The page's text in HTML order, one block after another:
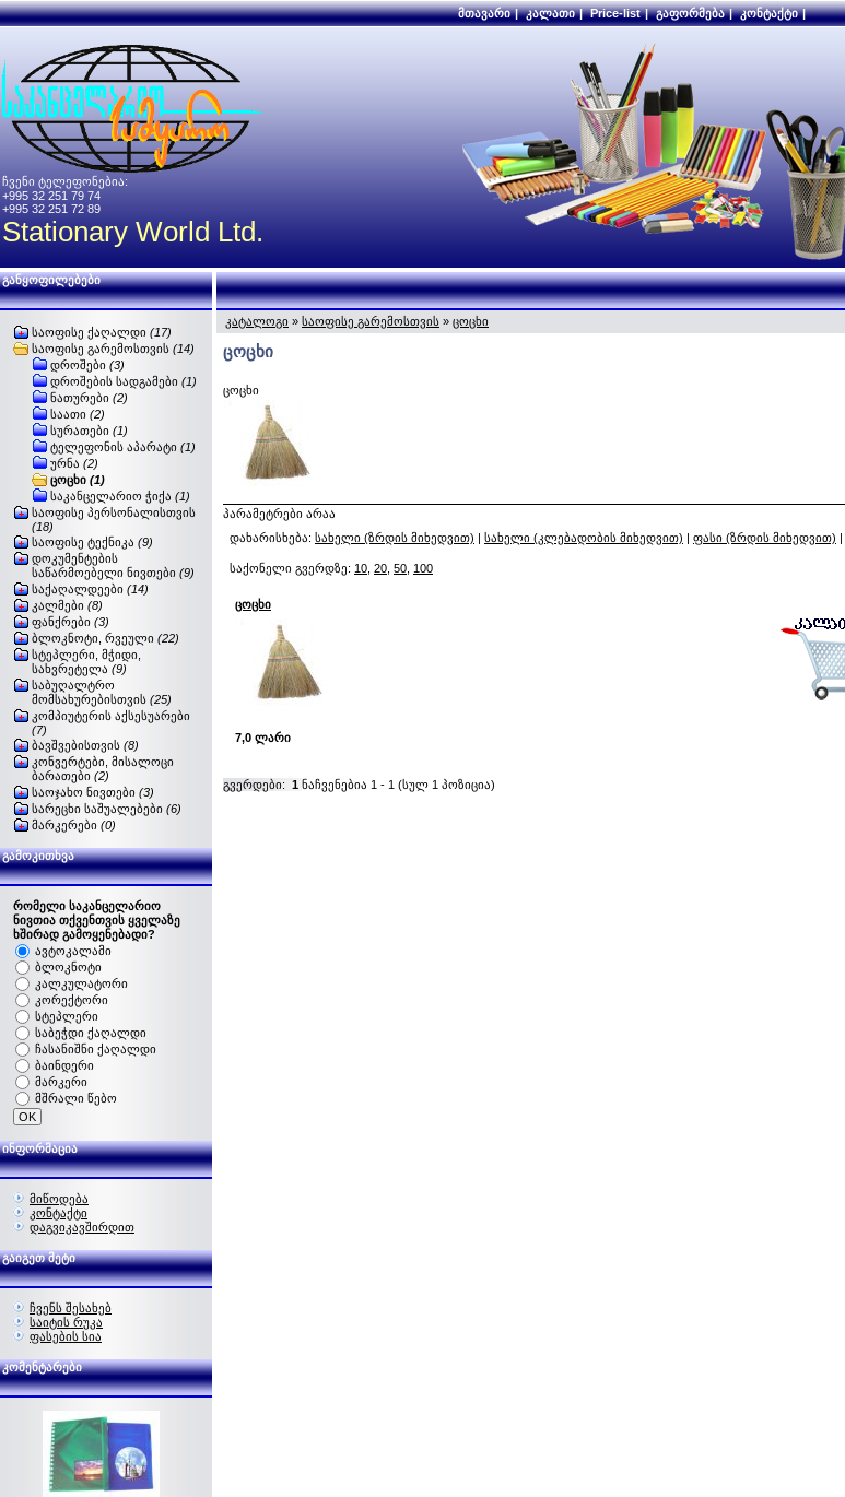
მთავარი | კალათი | Price-list | გაფორმება | კონტაქტი |
ჩვენი ტელეფონებია:
+995 32 251 79 74
+995 32 251 72 89
Stationary World Ltd.
განყოფილებები
საოფისე ქაღალდი (17)
საოფისე გარემოსთვის (14)
დროშები (3)
დროშების სადგამები (1)
ნათურები (2)
საათი (2)
სურათები (1)
ტელეფონის აპარატი (1)
ურნა (2)
ცოცხი (1)
საკანცელარიო ჭიქა (1)
საოფისე პერსონალისთვის
(18)
საოფისე ტექნიკა (9)
დოკუმენტების
საწარმოებელი ნივთები (9)
საქაღალდეები (14)
კალმები (8)
ფანქრები (3)
ბლოკნოტი, რვეული (22)
სტეპლერი, მჭიდი,
სახვრეტელა (9)
საბუღალტრო
მომსახურებისთვის (25)
კომპიუტერის აქსესუარები
(7)
ბავშვებისთვის (8)
კონვერტები, მისალოცი
ბარათები (2)
საოჯახო ნივთები (3)
სარეცხი საშუალებები (6)
მარკერები (0)
გამოკითხვა
რომელი საკანცელარიო
ნივთია თქვენთვის ყველაზე
ხშირად გამოყენებადი?
ავტოკალამი
ბლოკნოტი
კალკულატორი
კორექტორი
სტეპლერი
საბეჭდი ქაღალდი
ჩასანიშნი ქაღალდი
ბაინდერი
მარკერი
მშრალი წებო
ინფორმაცია
მიწოდება
კონტაქტი
დაგვიკავშირდით
გაიგეთ მეტი
ჩვენს შესახებ
საიტის რუკა
ფასების სია
კომენტარები
კატალოგი » საოფისე გარემოსთვის » ცოცხი
ცოცხი
ცოცხი
პარამეტრები არაა
დახარისხება: სახელი (ზრდის მიხედვით) | სახელი (კლებადობის მიხედვით) | ფასი (ზრდის მიხედვით) |
საქონელი გვერდზე: 10 20 50 100
ცოცხი
7,0 ლარი
გვერდები: 1 ნაჩვენებია 1 - 1 (სულ 1 პოზიცია)